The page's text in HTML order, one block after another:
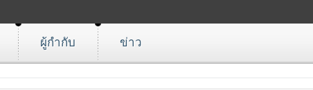
ผู้กำกับ ข่าว